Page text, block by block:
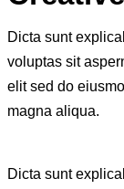
Dicta sunt
voluptas sit
elit sed do
magna aliqua.
Dicta sunt